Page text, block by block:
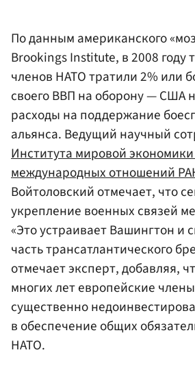
По данным американского
Brookings Institute, в 2008 году
членов НАТО тратили 2% или
своего ВВП на оборону — США
расходы на поддержание
альянса. Ведущий научный
Института мировой
международных отношений
Войтоловский отмечает, что
укрепление военных связей
«Это устраивает Вашингтон и
часть трансатлантического
отмечает эксперт, добавляя,
многих лет европейские
существенно
в обеспечение общих
НАТО.